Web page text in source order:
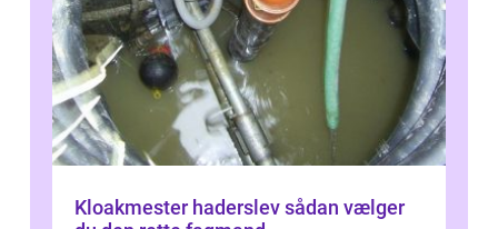
Kloakmester haderslev sådan vælger